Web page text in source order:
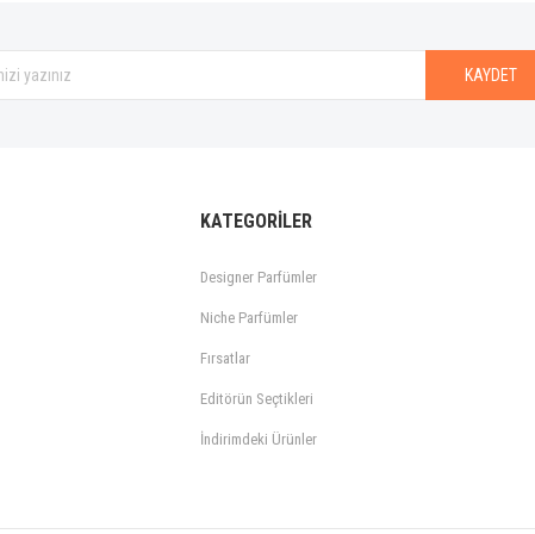
KAYDET
KATEGORİLER
Designer Parfümler
Niche Parfümler
Fırsatlar
Editörün Seçtikleri
İndirimdeki Ürünler